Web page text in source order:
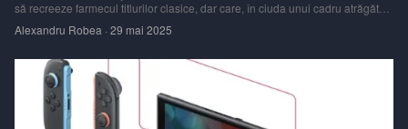
să recreeze farmecul titlurilor clasice, dar care, în ciuda unui cadru atrăgător
și greoaie.
Alexandru Robea · 29 mai 2025